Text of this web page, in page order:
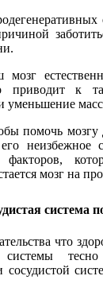
приводит к
уменьшение
помочь мозгу
неизбежное
факторов,
мозг на
система
что
системы
сосудистой